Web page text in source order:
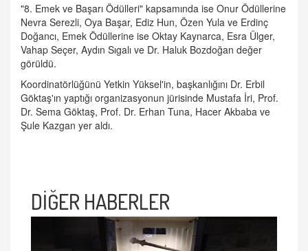
"8. Emek ve Başarı Ödülleri" kapsamında ise Onur Ödüllerine
Nevra Serezli, Oya Başar, Ediz Hun, Özen Yula ve Erdinç
Doğancı, Emek Ödüllerine ise Oktay Kaynarca, Esra Ülger,
Vahap Seçer, Aydın Sıgalı ve Dr. Haluk Bozdoğan değer
görüldü.
Koordinatörlüğünü Yetkin Yüksel'in, başkanlığını Dr. Erbil
Göktaş'ın yaptığı organizasyonun jürisinde Mustafa İri, Prof.
Dr. Sema Göktaş, Prof. Dr. Erhan Tuna, Hacer Akbaba ve
Şule Kazgan yer aldı.
DİĞER HABERLER